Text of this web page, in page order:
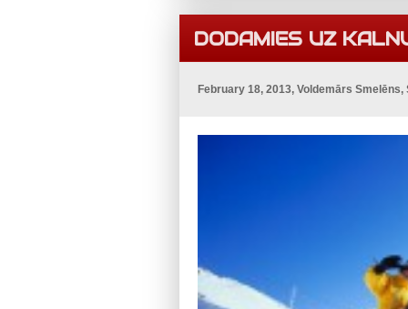
DODAMIES UZ
February 18, 2013, Voldemārs Smelēns,